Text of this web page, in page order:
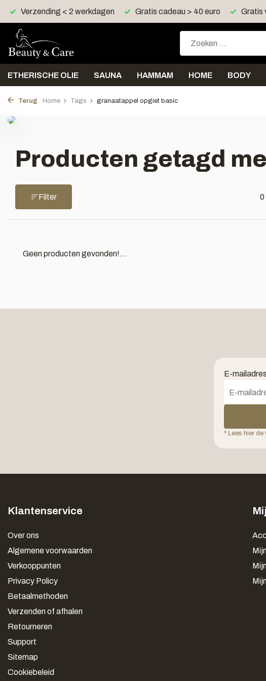
Verzending < 2 werkdagen Gratis cadeau > 40 euro Gratis
ETHERISCHE OLIE SAUNA HAMMAM HOME BODY
Terug Home Tags granaatappel opgiet basic
Producten getagd
Filter 0
Geen producten gevonden!...
E-mailadres
* Lees hier de
Klantenservice
Over ons
Algemene voorwaarden
Verkooppunten
Privacy Policy
Betaalmethoden
Verzenden of afhalen
Retourneren
Support
Sitemap
Cookiebeleid